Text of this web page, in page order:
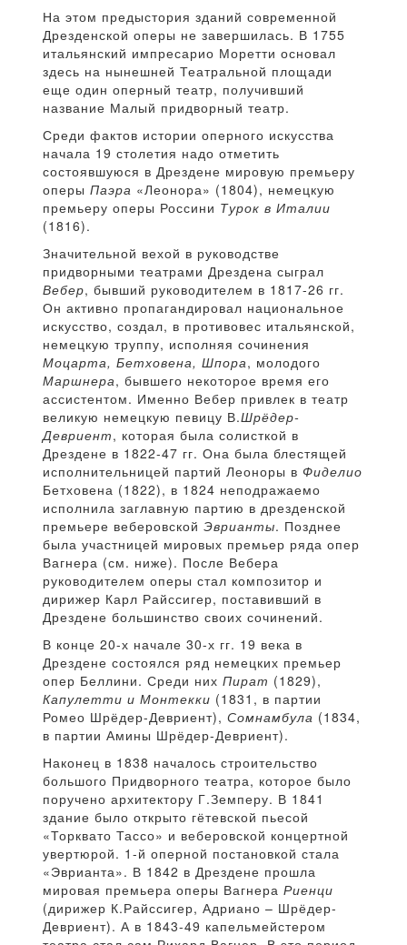
На этом предыстория зданий современной
Дрезденской оперы не завершилась. В 1755
итальянский импресарио Моретти основал
здесь на нынешней Театральной площади
еще один оперный театр, получивший
название Малый придворный театр.
Среди фактов истории оперного искусства
начала 19 столетия надо отметить
состоявшуюся в Дрездене мировую премьеру
оперы Паэра «Леонора» (1804), немецкую
премьеру оперы Россини Турок в Италии
(1816).
Значительной вехой в руководстве
придворными театрами Дрездена сыграл
Вебер, бывший руководителем в 1817-26 гг.
Он активно пропагандировал национальное
искусство, создал, в противовес итальянской,
немецкую труппу, исполняя сочинения
Моцарта, Бетховена, Шпора, молодого
Маршнера, бывшего некоторое время его
ассистентом. Именно Вебер привлек в театр
великую немецкую певицу В.Шрёдер-
Девриент, которая была солисткой в
Дрездене в 1822-47 гг. Она была блестящей
исполнительницей партий Леоноры в Фиделио
Бетховена (1822), в 1824 неподражаемо
исполнила заглавную партию в дрезденской
премьере веберовской Эврианты. Позднее
была участницей мировых премьер ряда опер
Вагнера (см. ниже). После Вебера
руководителем оперы стал композитор и
дирижер Карл Райссигер, поставивший в
Дрездене большинство своих сочинений.
В конце 20-х начале 30-х гг. 19 века в
Дрездене состоялся ряд немецких премьер
опер Беллини. Среди них Пират (1829),
Капулетти и Монтекки (1831, в партии
Ромео Шрёдер-Девриент), Сомнамбула (1834,
в партии Амины Шрёдер-Девриент).
Наконец в 1838 началось строительство
большого Придворного театра, которое было
поручено архитектору Г.Земперу. В 1841
здание было открыто гётевской пьесой
«Торквато Тассо» и веберовской концертной
увертюрой. 1-й оперной постановкой стала
«Эврианта». В 1842 в Дрездене прошла
мировая премьера оперы Вагнера Риенци
(дирижер К.Райссигер, Адриано – Шрёдер-
Девриент). А в 1843-49 капельмейстером